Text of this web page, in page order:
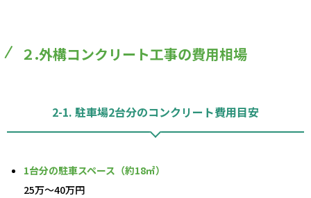
２.外構コンクリート工事の費用相場
2-1. 駐車場2台分のコンクリート費用目安
1台分の駐車スペース（約18㎡）
25万～40万円